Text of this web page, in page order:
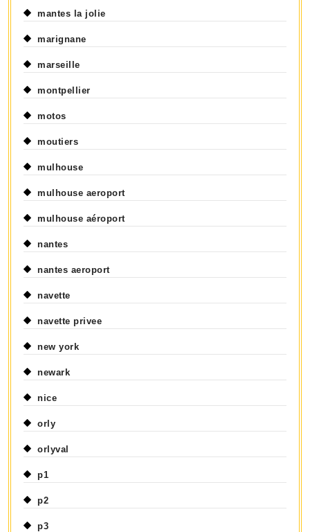
mantes la jolie
marignane
marseille
montpellier
motos
moutiers
mulhouse
mulhouse aeroport
mulhouse aéroport
nantes
nantes aeroport
navette
navette privee
new york
newark
nice
orly
orlyval
p1
p2
p3